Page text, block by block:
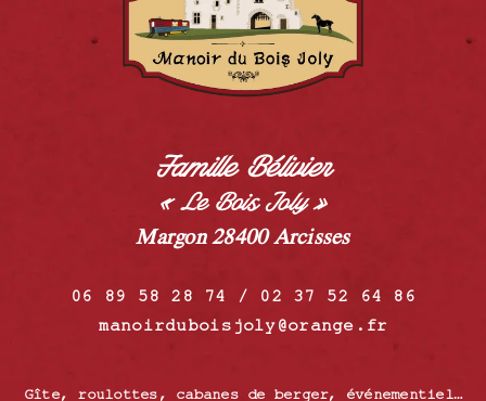
Famille Bélivier
« Le Bois Joly »
Margon 28400 Arcisses
06 89 58 28 74 / 02 37 52 64 86
manoirduboisjoly@orange.fr
Gîte, roulottes, cabanes de berger, événementiel…